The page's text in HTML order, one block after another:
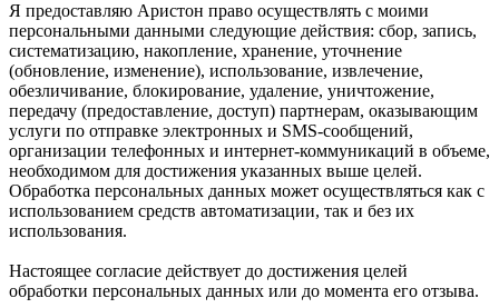
Я предоставляю Аристон право осуществлять с моими
персональными данными следующие действия: сбор, запись,
систематизацию, накопление, хранение, уточнение
(обновление, изменение), использование, извлечение,
обезличивание, блокирование, удаление, уничтожение,
передачу (предоставление, доступ) партнерам, оказывающим
услуги по отправке электронных и SMS‑сообщений,
организации телефонных и интернет‑коммуникаций в объеме,
необходимом для достижения указанных выше целей.
Обработка персональных данных может осуществляться как с
использованием средств автоматизации, так и без их
использования.
Настоящее согласие действует до достижения целей
обработки персональных данных или до момента его отзыва.